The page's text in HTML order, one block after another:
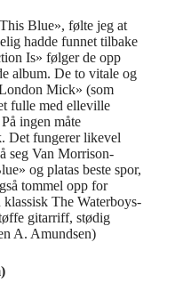
Blue», følte jeg at
hadde funnet tilbake
Is» følger de opp
album. De to vitale og
Mick» (som
fulle med elleville
ingen måte
Det fungerer likevel
seg Van Morrison-
og platas beste spor,
tommel opp for
The Waterboys-
gitarriff, stødig
A. Amundsen)